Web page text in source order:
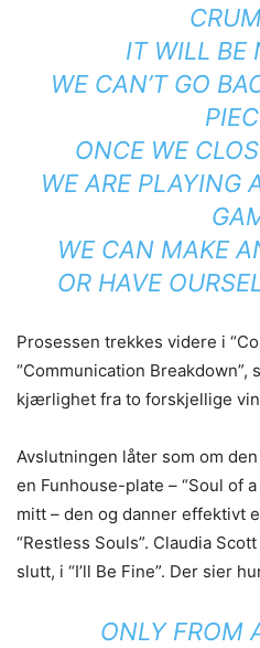
IT WILL BE
WE CAN’T GO
ONCE WE
WE ARE PLAYING
WE CAN MAKE
OR HAVE
Prosessen trekkes videre i
“Communication Breakdown”,
kjærlighet fra to forskjellige
Avslutningen låter som om
en Funhouse-plate – “Soul of
mitt – den og danner effektivt
“Restless Souls”. Claudia
slutt, i “I’ll Be Fine”. Der sier
ONLY FROM